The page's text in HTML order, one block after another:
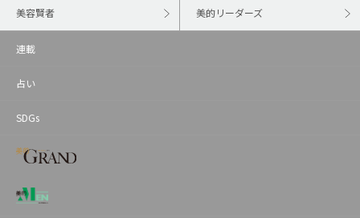
美容賢者 美的リーダーズ
連載
占い
SDGs